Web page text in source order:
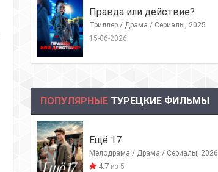
Правда или действие?
Триллер / Драма / Сериалы, 2025
15-06-2026
ПОПУЛЯРНЫЕ ТУРЕЦКИЕ ФИЛЬМЫ
Ещё 17
Мелодрама / Драма / Сериалы, 2026
4.7из 5